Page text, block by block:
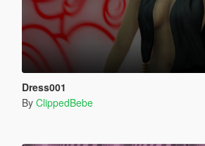
Dress001
By ClippedBebe